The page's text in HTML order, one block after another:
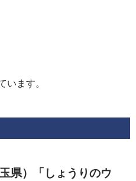
います。
県）「しょうりのウ